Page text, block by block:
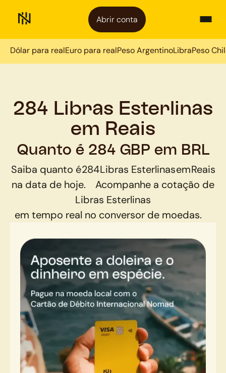
Abrir conta
Dólar para realEuro para realPeso ArgentinoLibraPeso
284 Libras Esterlinas
em Reais
Quanto é 284 GBP em BRL
Saiba quanto é284Libras EsterlinasemReais
na data de hoje.
Acompanhe a cotação de
Libras Esterlinas
em tempo real no conversor de moedas.